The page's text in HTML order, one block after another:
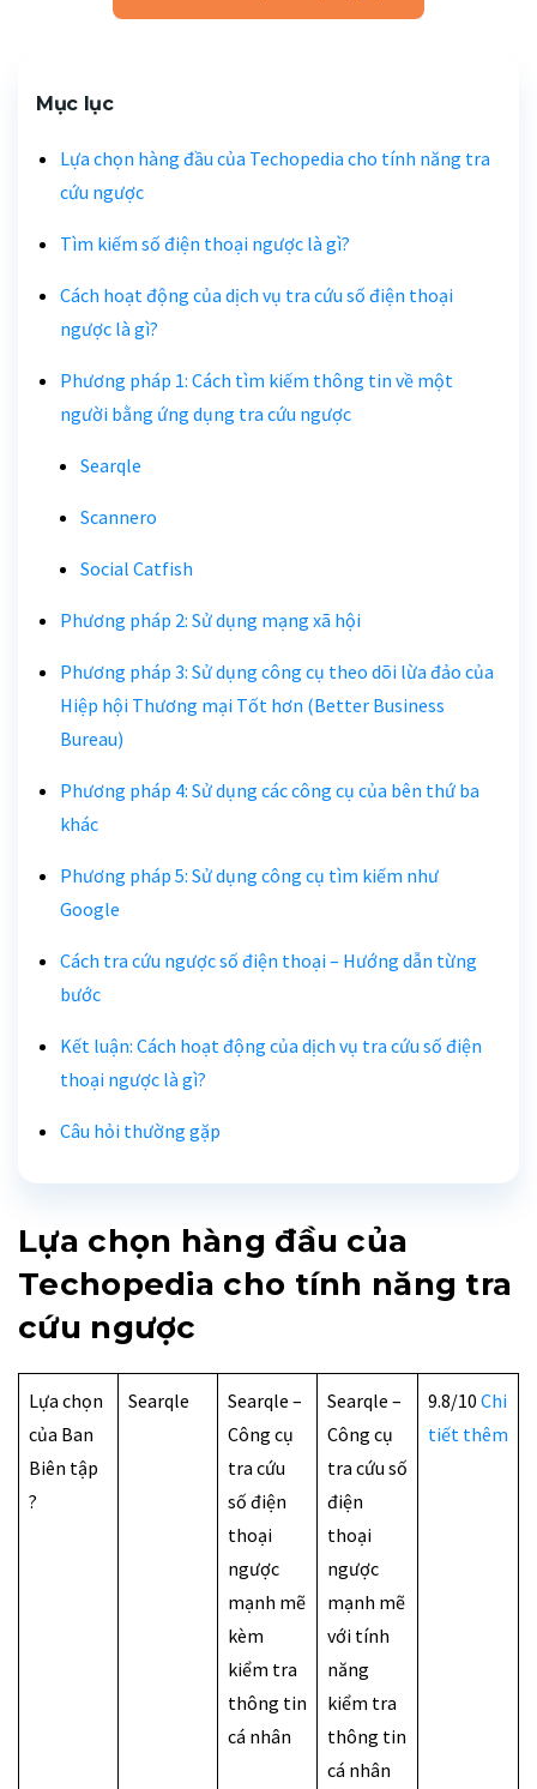
Mục lục
Lựa chọn hàng đầu của Techopedia cho tính năng tra
cứu ngược
Tìm kiếm số điện thoại ngược là gì?
Cách hoạt động của dịch vụ tra cứu số điện thoại
ngược là gì?
Phương pháp 1: Cách tìm kiếm thông tin về một
người bằng ứng dụng tra cứu ngược
Searqle
Scannero
Social Catfish
Phương pháp 2: Sử dụng mạng xã hội
Phương pháp 3: Sử dụng công cụ theo dõi lừa đảo của
Hiệp hội Thương mại Tốt hơn (Better Business
Bureau)
Phương pháp 4: Sử dụng các công cụ của bên thứ ba
khác
Phương pháp 5: Sử dụng công cụ tìm kiếm như
Google
Cách tra cứu ngược số điện thoại – Hướng dẫn từng
bước
Kết luận: Cách hoạt động của dịch vụ tra cứu số điện
thoại ngược là gì?
Câu hỏi thường gặp
Lựa chọn hàng đầu của
Techopedia cho tính năng tra
cứu ngược
Lựa chọn
của Ban
Biên tập
?
Searqle
Searqle –
Công cụ
tra cứu
số điện
thoại
ngược
mạnh mẽ
kèm
kiểm tra
thông tin
cá nhân
Searqle –
Công cụ
tra cứu số
điện
thoại
ngược
mạnh mẽ
với tính
năng
kiểm tra
thông tin
cá nhân
9.8/10 Chi
tiết thêm